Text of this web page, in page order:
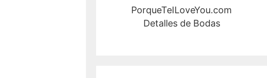
PorqueTeILoveYou.com
Detalles de Bodas